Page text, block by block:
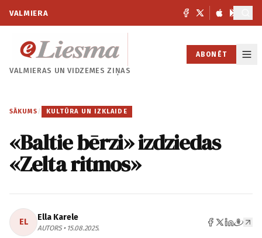
VALMIERA
VALMIERAS UNVIDZEMES ZIŅAS
ABONĒT
SĀKUMS / KULTŪRA UN IZKLAIDE
«Baltie bērzi» izdziedas
«Zelta ritmos»
EL Ella Karele
AUTORS • 15.08.2025.